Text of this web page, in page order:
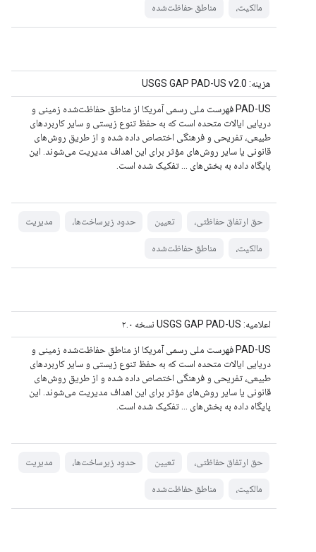
مالکیت، مناطق حفاظت‌شده
هزینه: USGS GAP PAD-US v2.0
PAD-US فهرست ملی رسمی آمریکا از مناطق حفاظت‌شده زمینی و
دریایی ایالات متحده است که به حفظ تنوع زیستی و سایر کاربردهای
طبیعی، تفریحی و فرهنگی اختصاص داده شده و از طریق روش‌های
قانونی یا سایر روش‌های مؤثر برای این اهداف مدیریت می‌شوند. این
پایگاه داده به بخش‌های ... تفکیک شده است.
حق ارتفاق حفاظتی، تعیین حدود زیرساخت‌ها، مدیریت
مالکیت، مناطق حفاظت‌شده
اعلامیه: USGS GAP PAD-US نسخه ۲.۰
PAD-US فهرست ملی رسمی آمریکا از مناطق حفاظت‌شده زمینی و
دریایی ایالات متحده است که به حفظ تنوع زیستی و سایر کاربردهای
طبیعی، تفریحی و فرهنگی اختصاص داده شده و از طریق روش‌های
قانونی یا سایر روش‌های مؤثر برای این اهداف مدیریت می‌شوند. این
پایگاه داده به بخش‌های ... تفکیک شده است.
حق ارتفاق حفاظتی، تعیین حدود زیرساخت‌ها، مدیریت
مالکیت، مناطق حفاظت‌شده